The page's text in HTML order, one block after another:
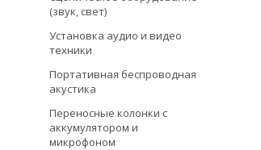
(звук, свет)
Установка аудио и видео
техники
Портативная беспроводная
акустика
Переносные колонки с
аккумулятором и
микрофоном